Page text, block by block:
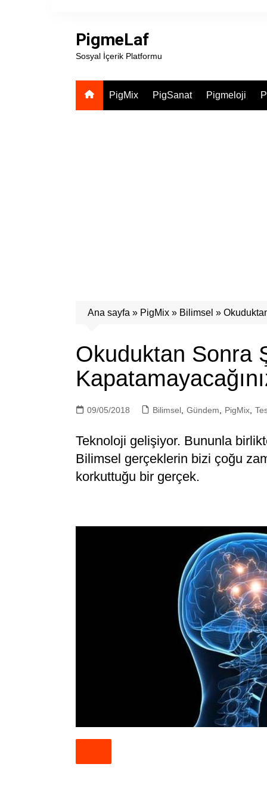
PigmeLaf
Sosyal İçerik Platformu
PigMix PigSanat Pigmeloji
Ana sayfa » PigMix » Bilimsel »
Okuduktan Sonra
09/05/2018 Bilimsel Gündem PigMix
Teknoloji gelişiyor. Bununla
Bilimsel gerçeklerin bizi çoğu
korkuttuğu bir gerçek.